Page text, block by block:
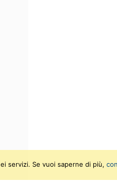
servizi. Se vuoi saperne di più,